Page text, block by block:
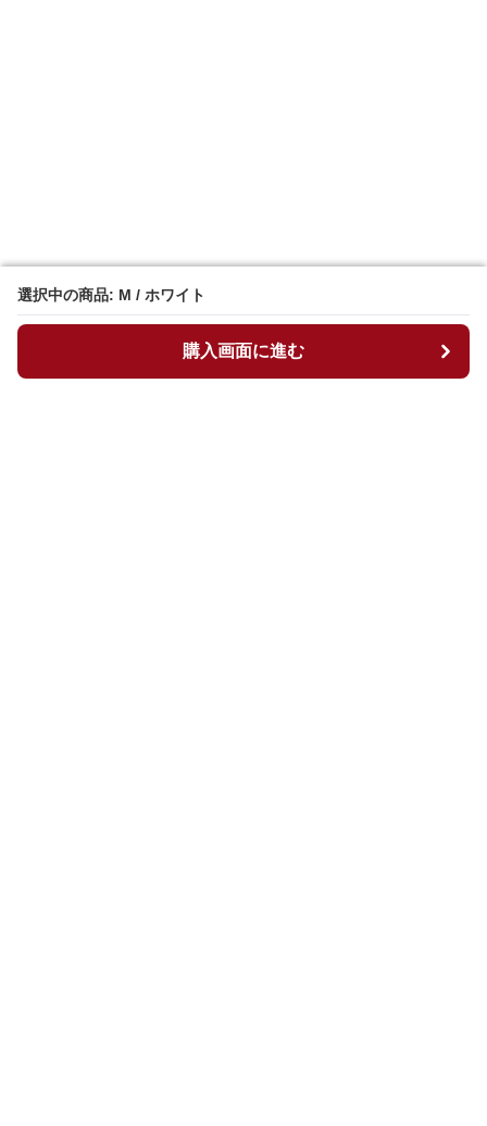
選択中の商品: M / ホワイト
購入画面に進む
選択中の商品: M / ホワイト
購入画面に進む